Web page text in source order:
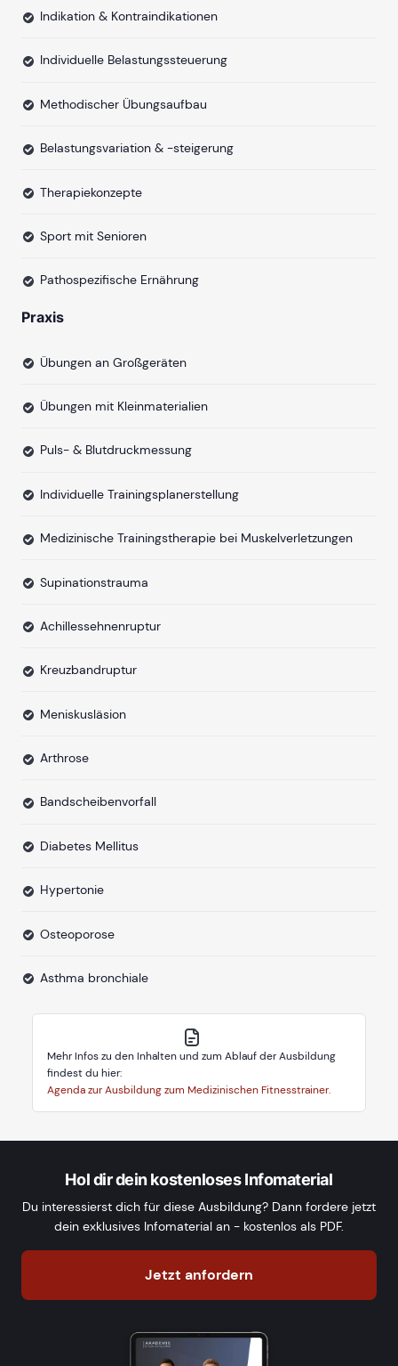
Indikation & Kontraindikationen
Individuelle Belastungssteuerung
Methodischer Übungsaufbau
Belastungsvariation & -steigerung
Therapiekonzepte
Sport mit Senioren
Pathospezifische Ernährung
Praxis
Übungen an Großgeräten
Übungen mit Kleinmaterialien
Puls- & Blutdruckmessung
Individuelle Trainingsplanerstellung
Medizinische Trainingstherapie bei Muskelverletzungen
Supinationstrauma
Achillessehnenruptur
Kreuzbandruptur
Meniskusläsion
Arthrose
Bandscheibenvorfall
Diabetes Mellitus
Hypertonie
Osteoporose
Asthma bronchiale
Mehr Infos zu den Inhalten und zum Ablauf der Ausbildung
findest du hier:
Agenda zur Ausbildung zum Medizinischen Fitnesstrainer.
Hol dir dein kostenloses Infomaterial
Du interessierst dich für diese Ausbildung? Dann fordere jetzt
dein exklusives Infomaterial an - kostenlos als PDF.
Jetzt anfordern